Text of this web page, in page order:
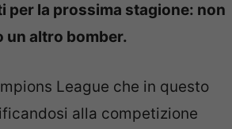
per la prossima stagione: non
un altro bomber.
League che in questo
alla competizione